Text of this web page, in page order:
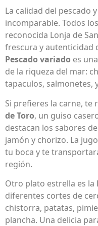
La calidad del pescado
incomparable. Todos
reconocida Lonja de
frescura y autenticidad
Pescado variado es
de la riqueza del mar:
tapaculos, salmonetes,
Si prefieres la carne, te
de Toro, un guiso
destacan los sabores
jamón y chorizo. La
tu boca y te
región.
Otro plato estrella es la
diferentes cortes de
chistorra, patatas,
plancha. Una delicia